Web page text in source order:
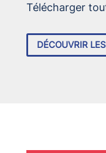
Télécharger
DÉCOUVRIR